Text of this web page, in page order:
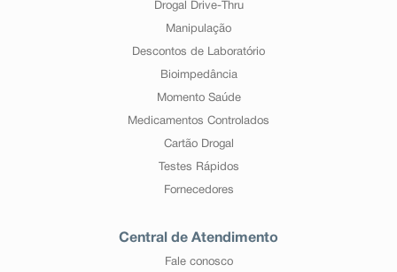
Drogal Drive-Thru
Manipulação
Descontos de Laboratório
Bioimpedância
Momento Saúde
Medicamentos Controlados
Cartão Drogal
Testes Rápidos
Fornecedores
Central de Atendimento
Fale conosco